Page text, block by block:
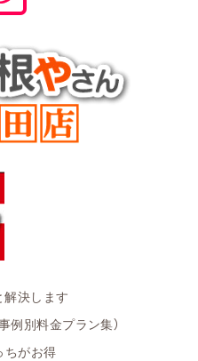
解決します
例別料金プラン集）
ちがお得